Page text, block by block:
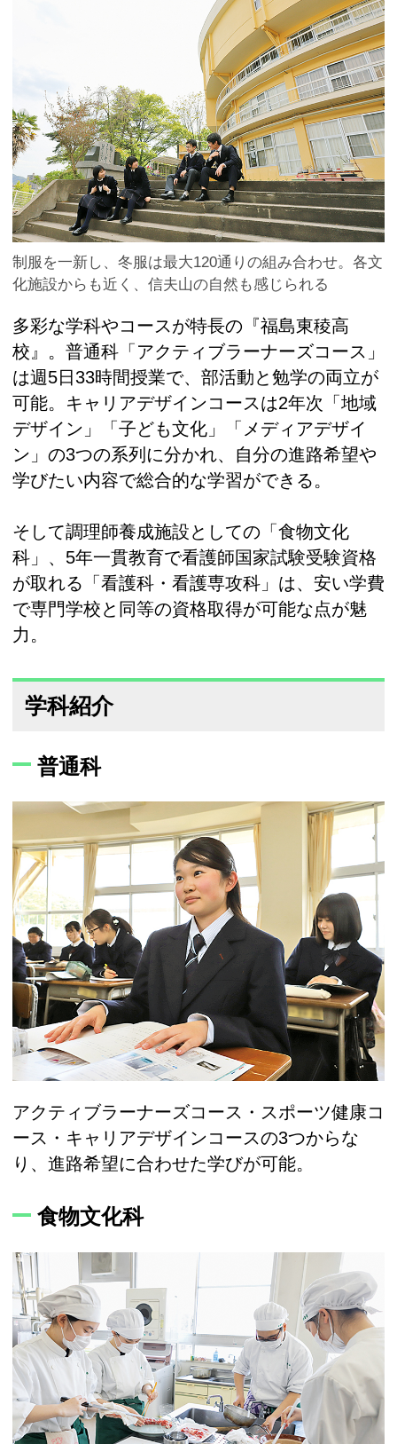
制服を一新し、冬服は最大120通りの組み合わせ。各文
化施設からも近く、信夫山の自然も感じられる
多彩な学科やコースが特長の『福島東稜高
校』。普通科「アクティブラーナーズコース」
は週5日33時間授業で、部活動と勉学の両立が
可能。キャリアデザインコースは2年次「地域
デザイン」「子ども文化」「メディアデザイ
ン」の3つの系列に分かれ、自分の進路希望や
学びたい内容で総合的な学習ができる。
そして調理師養成施設としての「食物文化
科」、5年一貫教育で看護師国家試験受験資格
が取れる「看護科・看護専攻科」は、安い学費
で専門学校と同等の資格取得が可能な点が魅
力。
学科紹介
普通科
アクティブラーナーズコース・スポーツ健康コ
ース・キャリアデザインコースの3つからな
り、進路希望に合わせた学びが可能。
食物文化科